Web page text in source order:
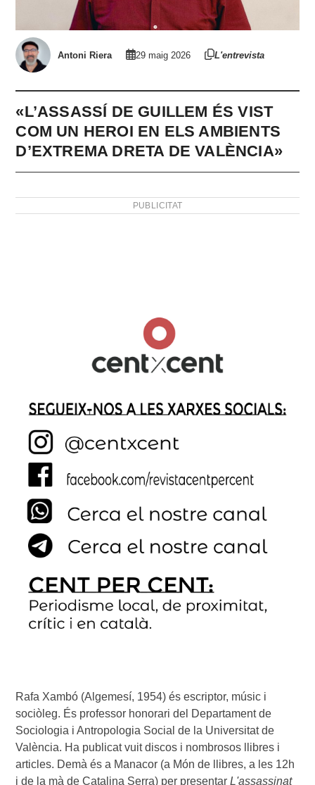
Antoni Riera 29 maig 2026 L'entrevista
«L’ASSASSÍ DE GUILLEM ÉS VIST
COM UN HEROI EN ELS AMBIENTS
D’EXTREMA DRETA DE VALÈNCIA»
PUBLICITAT
Rafa Xambó (Algemesí, 1954) és escriptor, músic i
sociòleg. És professor honorari del Departament de
Sociologia i Antropologia Social de la Universitat de
València. Ha publicat vuit discos i nombrosos llibres i
articles. Demà és a Manacor (a Món de llibres, a les 12h
i de la mà de Catalina Serra) per presentar L'assassinat